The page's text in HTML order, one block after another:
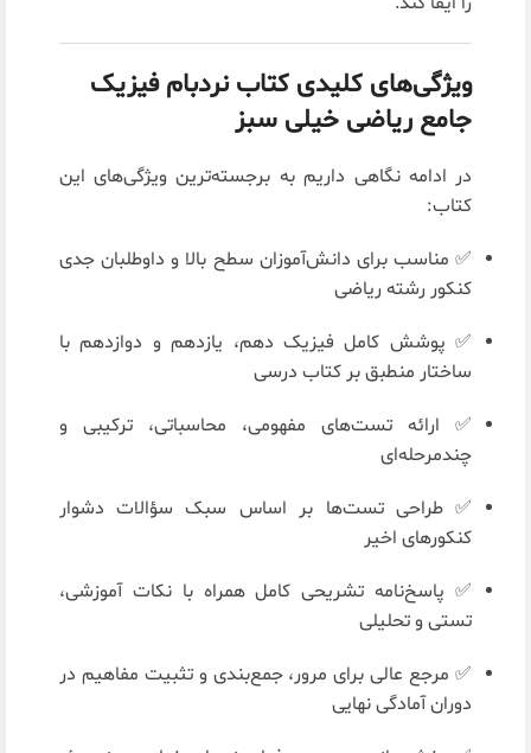
ویژگی‌های کلیدی کتاب نردبام فیزیک
جامع ریاضی خیلی سبز
در ادامه نگاهی داریم به برجسته‌ترین ویژگی‌های این
کتاب:
✅ مناسب برای دانش‌آموزان سطح بالا و داوطلبان جدی
کنکور رشته ریاضی
✅ پوشش کامل فیزیک دهم، یازدهم و دوازدهم با
ساختار منطبق بر کتاب درسی
✅ ارائه تست‌های مفهومی، محاسباتی، ترکیبی و
چندمرحله‌ای
✅ طراحی تست‌ها بر اساس سبک سؤالات دشوار
کنکورهای اخیر
✅ پاسخ‌نامه تشریحی کامل همراه با نکات آموزشی،
تستی و تحلیلی
✅ مرجع عالی برای مرور، جمع‌بندی و تثبیت مفاهیم در
دوران آمادگی نهایی